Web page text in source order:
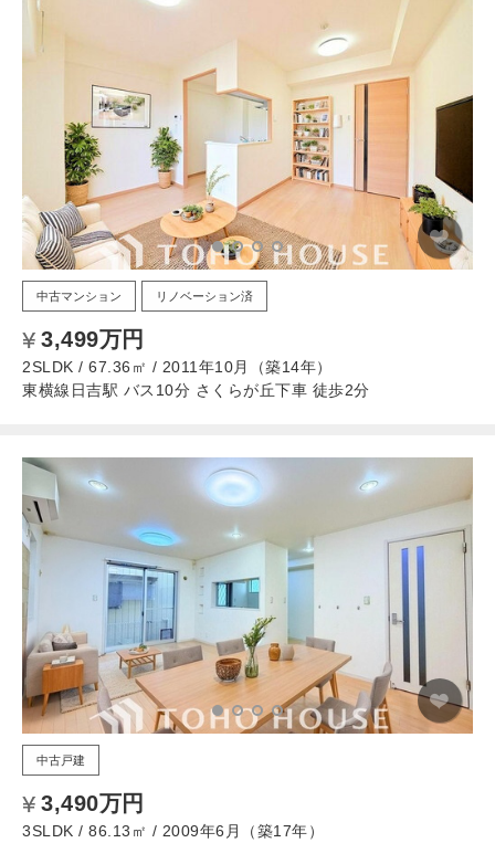
中古マンション リノベーション済
3,499万円
2SLDK / 67.36㎡ / 2011年10月（築14年）
東横線日吉駅 バス10分 さくらが丘下車 徒歩2分
中古戸建
3,490万円
3SLDK / 86.13㎡ / 2009年6月（築17年）